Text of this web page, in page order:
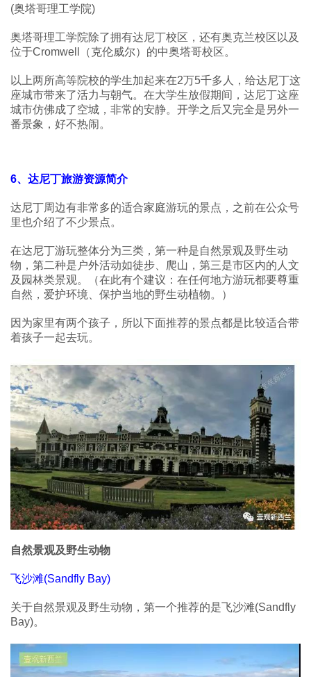
(奥塔哥理工学院)
奥塔哥理工学院除了拥有达尼丁校区，还有奥克兰校区以及
位于Cromwell（克伦威尔）的中奥塔哥校区。
以上两所高等院校的学生加起来在2万5千多人，给达尼丁这
座城市带来了活力与朝气。在大学生放假期间，达尼丁这座
城市仿佛成了空城，非常的安静。开学之后又完全是另外一
番景象，好不热闹。
6、 达尼丁旅游资源简介
达尼丁周边有非常多的适合家庭游玩的景点，之前在公众号
里也介绍了不少景点。
在达尼丁游玩整体分为三类，第一种是自然景观及野生动
物，第二种是户外活动如徒步、爬山，第三是市区内的人文
及园林类景观。（在此有个建议：在任何地方游玩都要尊重
自然，爱护环境、保护当地的野生动植物。）
因为家里有两个孩子，所以下面推荐的景点都是比较适合带
着孩子一起去玩。
自然景观及野生动物
飞沙滩(Sandfly Bay)
关于自然景观及野生动物，第一个推荐的是飞沙滩(Sandfly
Bay)。